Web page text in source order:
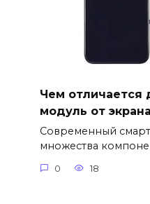
Чем отличается
модуль от
Современный
множества
0 18